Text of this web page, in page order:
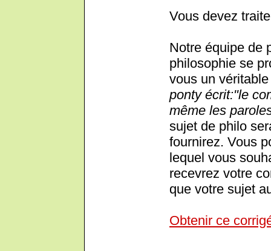
Vous devez
Notre équipe de
philosophie se
vous un
ponty écrit:"le
même les
sujet de philo
fournirez. Vous
lequel vous
recevrez votre
que votre sujet
Obtenir ce